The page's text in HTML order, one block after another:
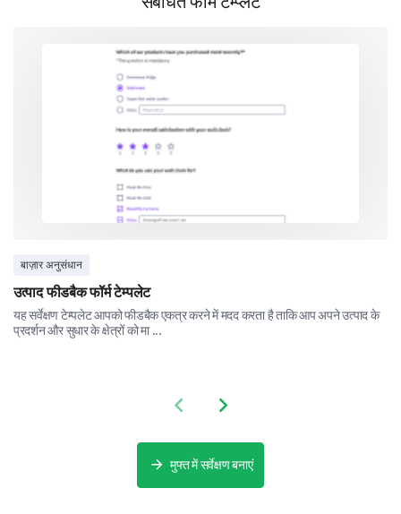
User interface and design
Value for money
Have you encountered any problems while
using our service?
If yes, please describe the problem:
How likely are you to recommend our service to
बाज़ार अनुसंधान
उत्पाद फीडबैक फॉर्म टेम्पलेट
यह सर्वेक्षण टेम्पलेट आपको फीडबैक एकत्र करने में मदद करता है ताकि आप अपने उत्पाद के
प्रदर्शन और सुधार के क्षेत्रों को मा ...
Previous slide
Next slide
मुफ्त में सर्वेक्षण बनाएं